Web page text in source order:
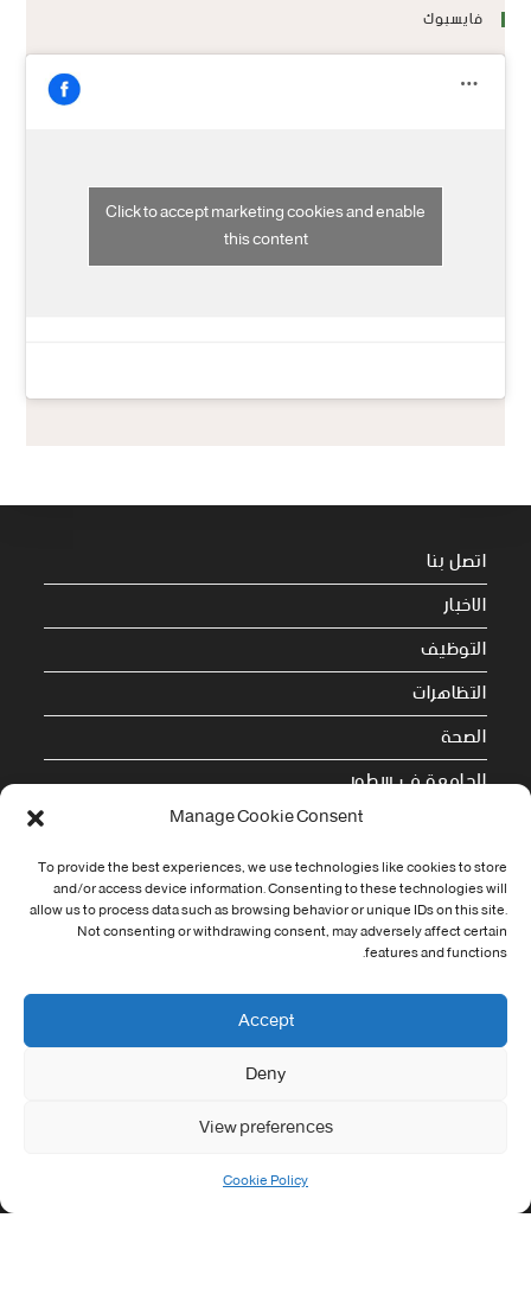
Manage Cookie Consent
To provide the best experiences, we use technologies like cookies to store
and/or access device information. Consenting to these technologies will
allow us to process data such as browsing behavior or unique IDs on this site.
Not consenting or withdrawing consent, may adversely affect certain
features and functions.
Accept
Deny
View preferences
Cookie Policy
فايسبوك
Click to accept marketing cookies and enable
this content
اتصل بنا
الاخبار
التوظيف
التظاهرات
الصحة
الجامعة في سطور
Cookie Policy (EU)
معلومات الاتصال
Address:
جامعة العربي التبسي طريق قسنطينة - تبسة
contact@univ-tebessa.dz